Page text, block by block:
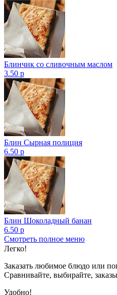
Блинчик со сливочным маслом
3.50 р
Блин Сырная полиция
6.50 р
Блин Шоколадный банан
6.50 р
Смотреть полное меню
Показано с 1 по 1 из 1 (всего 1
Легко!
Заказать любимое блюдо или
Сравнивайте, выбирайте,
Удобно!